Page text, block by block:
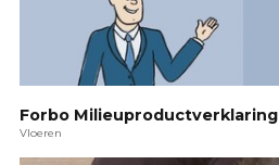
Forbo Milieuproductverklaring
Vloeren